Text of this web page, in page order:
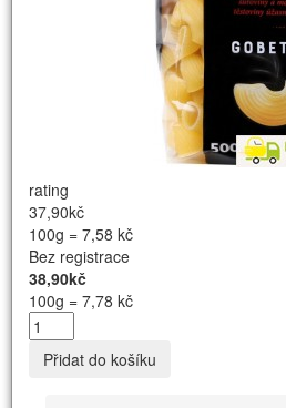
rating
37,90kč
100g = 7,58 kč
Bez registrace
38,90kč
100g = 7,78 kč
Přidat do košíku